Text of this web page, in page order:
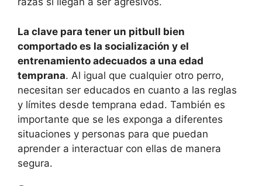
La clave para tener un pitbull bien
comportado es la socialización y el
entrenamiento adecuados a una edad
temprana. Al igual que cualquier otro perro,
necesitan ser educados en cuanto a las reglas
y límites desde temprana edad. También es
importante que se les exponga a diferentes
situaciones y personas para que puedan
aprender a interactuar con ellas de manera
segura.